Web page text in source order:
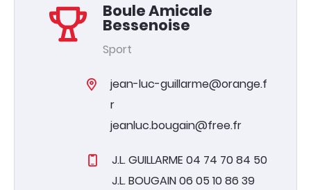
Boule Amicale
Bessenoise
Sport
jean-luc-guillarme@orange.f
r
jeanluc.bougain@free.fr
J.L. GUILLARME 04 74 70 84 50
J.L. BOUGAIN 06 05 10 86 39